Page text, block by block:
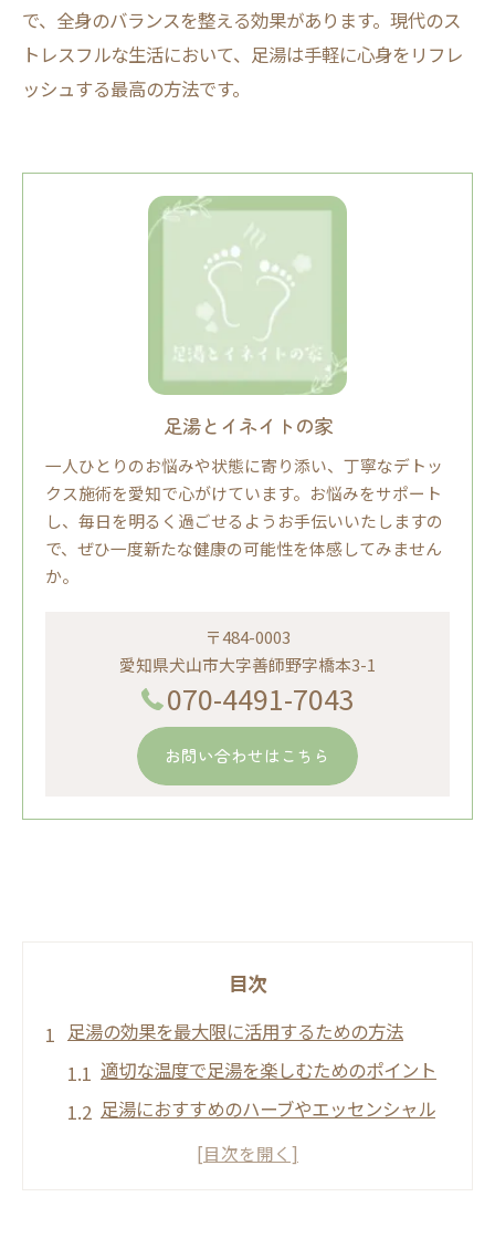
で、全身のバランスを整える効果があります。現代のス
トレスフルな生活において、足湯は手軽に心身をリフレ
ッシュする最高の方法です。
足湯とイネイトの家
一人ひとりのお悩みや状態に寄り添い、丁寧なデトッ
クス施術を愛知で心がけています。お悩みをサポート
し、毎日を明るく過ごせるようお手伝いいたしますの
で、ぜひ一度新たな健康の可能性を体感してみません
か。
〒484-0003
愛知県犬山市大字善師野字橋本3-1
070-4491-7043
お問い合わせはこちら
目次
足湯の効果を最大限に活用するための方法
適切な温度で足湯を楽しむためのポイント
足湯におすすめのハーブやエッセンシャル